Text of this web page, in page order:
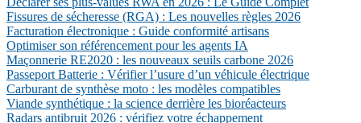
Fissures de sécheresse (RGA) : Les nouvelles règles 2026
Facturation électronique : Guide conformité artisans
Optimiser son référencement pour les agents IA
Maçonnerie RE2020 : les nouveaux seuils carbone 2026
Passeport Batterie : Vérifier l’usure d’un véhicule électrique
Carburant de synthèse moto : les modèles compatibles
Viande synthétique : la science derrière les bioréacteurs
Radars antibruit 2026 : vérifiez votre échappement